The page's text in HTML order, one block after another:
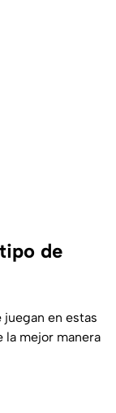
de
en estas
la mejor manera